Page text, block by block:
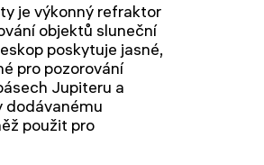
je výkonný refraktor
objektů sluneční
poskytuje jasné,
pro pozorování
Jupiteru a
dodávanému
použit pro